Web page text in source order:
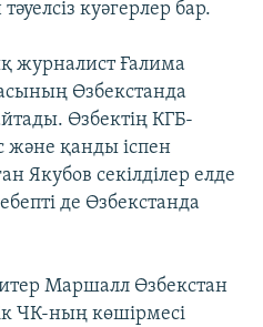
куәгерлер бар.
журналист Ғалима
Өзбекстанда
Өзбектің КГБ-
және қанды іспен
Якубов секілділер елде
де Өзбекстанда
Маршалл Өзбекстан
ЧК-ның көшірмесі